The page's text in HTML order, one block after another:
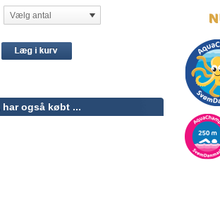
Vælg antal
også købt ...